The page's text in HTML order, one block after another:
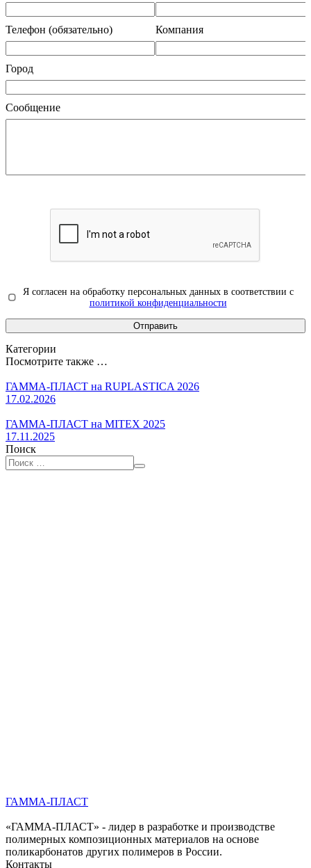
Телефон (обязательно) Компания
Город
Сообщение
Я согласен на обработку персональных данных в соответствии с
политикой конфиденциальности
Категории
Посмотрите также …
ГАММА-ПЛАСТ на RUPLASTICA 2026
17.02.2026
ГАММА-ПЛАСТ на MITEX 2025
17.11.2025
Поиск
ГАММА-ПЛАСТ
«ГАММА-ПЛАСТ» - лидер в разработке и производстве
полимерных композиционных материалов на основе
поликарбонатов других полимеров в России.
Контакты